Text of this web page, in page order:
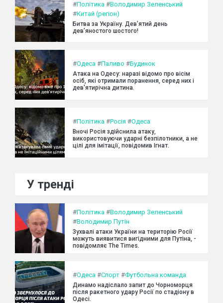
#Політика #Володимир Зеленський
#Китай (регіон)
Битва за Україну. Дев’ятий день
дев’яностого шостого!
#Одеса #Паливо #Будинок
Атака на Одесу: наразі відомо про вісім
осіб, які отримали поранення, серед них і
дев'ятирічна дитина.
#Політика #Росія #Одеса
Вночі Росія здійснила атаку,
використовуючи ударні безпілотники, а не
цілі для імітації, повідомив Ігнат.
У тренді
#Політика #Володимир Зеленський
#Володимир Путін
Зухвалі атаки України на територію Росії
можуть виявитися вигідними для Путіна, -
повідомляє The Times.
#Одеса #Спорт #Футбольна команда
Динамо надіслало запит до Чорноморця
після ракетного удару Росії по стадіону в
Одесі.